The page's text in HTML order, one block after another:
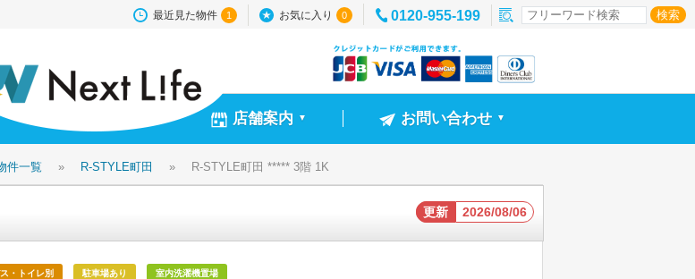
最近見た物件 1 お気に入り 0 0120-955-199
店舗案内 ▼ お問い合わせ ▼
件一覧 » R-STYLE町田 » R-STYLE町田 ***** 3階 1K
更新 2026/08/06
・トイレ別 駐車場あり 室内洗濯機置場